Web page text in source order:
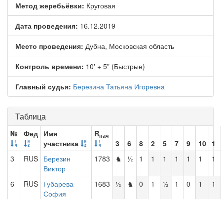
Метод жеребьёвки: Круговая
Дата проведения: 16.12.2019
Место проведения: Дубна, Московская область
Контроль времени: 10' + 5" (Быстрые)
Главный судья: Березина Татьяна Игоревна
Таблица
№ Фед Имя
участника
Rнач
3 6 8 2 5 7 9 10 1
3
RUS Березин
Виктор
1783 ♞ ½ 1 1 1 1 1 1 1
6 RUS Губарева
София
1683 ½ ♞ 0 1 ½ 1 0 1 1